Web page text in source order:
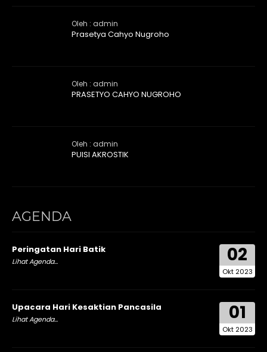
Oleh : admin
Prasetya Cahyo Nugroho
Oleh : admin
PRASETYO CAHYO NUGROHO
Oleh : admin
PUISI AKROSTIK
AGENDA
02
Okt 2023
Peringatan Hari Batik
Lihat Agenda...
01
Okt 2023
Upacara Hari Kesaktian Pancasila
Lihat Agenda...